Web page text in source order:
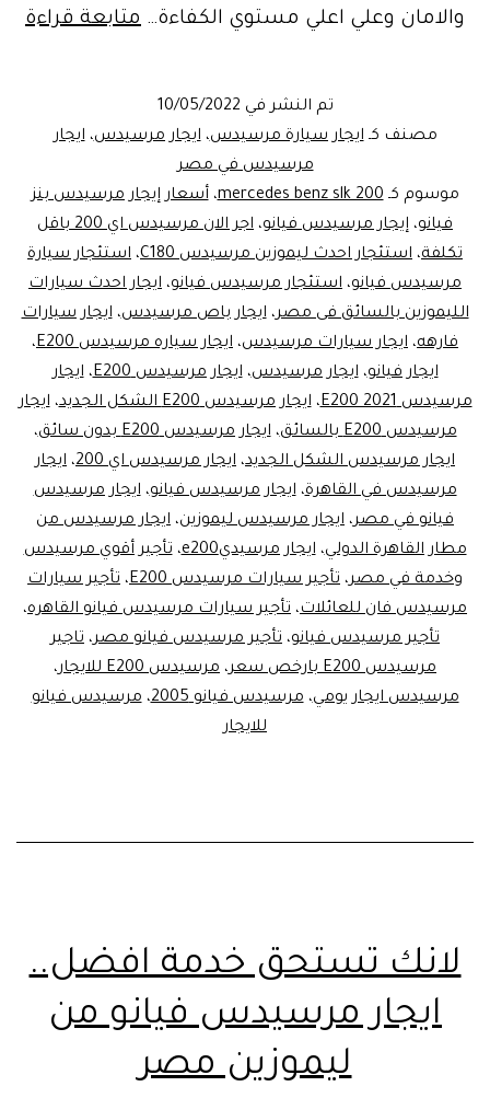
والامان وعلي اعلي مستوي الكفاءة… متابعة قراءة
تم النشر في 10/05/2022
مصنف كـايجار سيارة مرسيدس،ايجار مرسيدس،ايجار
مرسيدس في مصر
موسوم كـmercedes benz slk 200،أسعار إيجار مرسيدس بنز
فيانو، إيجار مرسيدس فيانو،
اجر الان مرسيدس اي 200 باقل
تكلفة، استئجار احدث ليموزين مرسيدس C180 ، استئجار سيارة
مرسيدس فيانو، استئجار مرسيدس فيانو، ايجار احدث سيارات
الليموزين بالسائق فى مصر،ايجار باص مرسيدس،ايجار سيارات
فارهه، ايجار سيارات مرسيدس، ايجار سياره مرسيدس E200
،
ايجار فيانو،ايجار مرسيدس،ايجار مرسيدس E200 ،ايجار
مرسيدس E200 2021
،ايجار مرسيدس E200 الشكل الجديد ،ايجار
مرسيدس E200 بالسائق
،ايجار مرسيدس E200 بدون سائق
،
ايجار مرسيدس الشكل الجديد، ايجار مرسيدس اي 200 ، ايجار
مرسيدس في القاهرة،ايجار مرسيدس فيانو،ايجار مرسيدس
فيانو في مصر، ايجار مرسيدس ليموزين، ايجار مرسيدس من
مطار القاهرة الدولي،ايجار مرسيديe200 ،تأجير أقوي مرسيدس
وخدمة في مصر، تأجير سيارات مرسيدس E200 ، تأجير سيارات
مرسيدس فان للعائلات، تأجير سيارات مرسيدس فيانو القاهره،
تأجير مرسيدس فيانو، تأجير مرسيدس فيانو مصر، تاجير
مرسيدس E200 بارخص سعر
، مرسيدس E200 للايجار
،
مرسيدس ايجار يومي،مرسيدس فيانو 2005 ،مرسيدس فيانو
للايجار
لانك تستحق خدمة افضل..
ايجار مرسيدس فيانو من
ليموزين مصر